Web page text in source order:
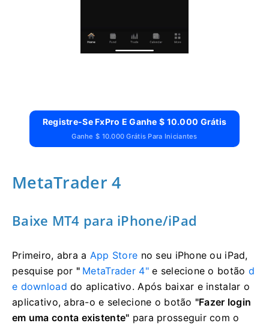
Registre-Se FxPro E Ganhe $ 10.000 Grátis
Ganhe $ 10.000 Grátis Para Iniciantes
MetaTrader 4
Baixe MT4 para iPhone/iPad
Primeiro, abra a App Store no seu iPhone ou iPad,
pesquise por " MetaTrader 4"e selecione o botão d
e download do aplicativo. Após baixar e instalar o
aplicativo, abra-o e selecione o botão "Fazer login
em uma conta existente" para prosseguir com o